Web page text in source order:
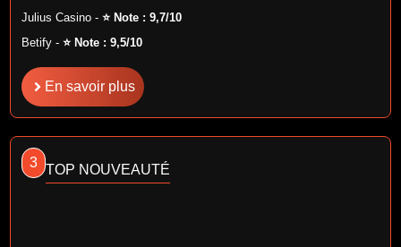
Julius Casino -⭐ Note : 9,7/10
Betify -⭐ Note : 9,5/10
En savoir plus
3 TOP NOUVEAUTÉ